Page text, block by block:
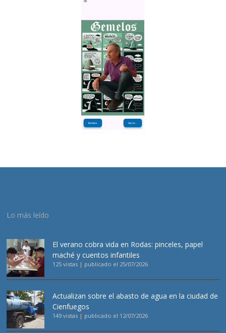
Lo más leído
El verano cobra vida en Rodas: pinceles, papel
maché y cuentos infantiles
125 vistas | publicado el 25/07/2026
Actualizan sobre el abasto de agua en la ciudad de
Cienfuegos
149 vistas | publicado el 12/07/2026